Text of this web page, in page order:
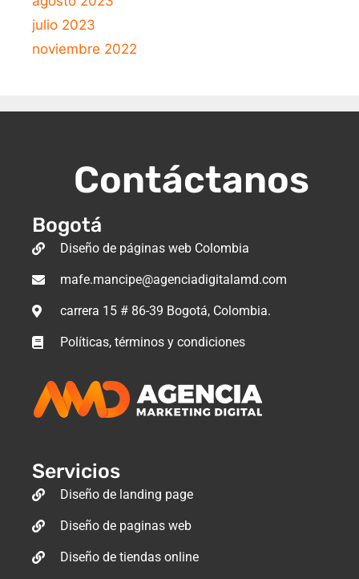
julio 2023
noviembre 2022
Contáctanos
Bogotá
Diseño de páginas web Colombia
mafe.mancipe@agenciadigitalamd.com
carrera 15 # 86-39 Bogotá, Colombia.
Políticas, términos y condiciones
Servicios
Diseño de landing page
Diseño de paginas web
Diseño de tiendas online